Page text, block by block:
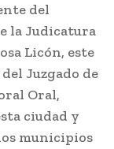
del
la Judicatura
Licón, este
Juzgado de
Oral,
ciudad y
municipios